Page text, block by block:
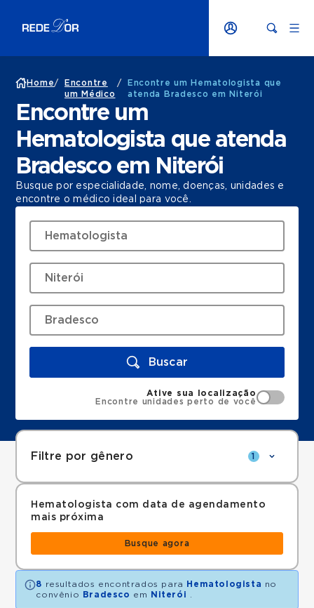
Home/
Encontre
um Médico
/
Encontre um Hematologista que
atenda Bradesco em Niterói
Encontre um
Hematologista que atenda
Bradesco em Niterói
Busque por especialidade, nome, doenças, unidades e
encontre o médico ideal para você.
Buscar
Ative sua localização
Encontre unidades perto de você
Filtre por gênero 1
Hematologista com data de agendamento
mais próxima
Busque agora
8 resultados encontrados para Hematologista no
convênio
Bradesco em Niterói